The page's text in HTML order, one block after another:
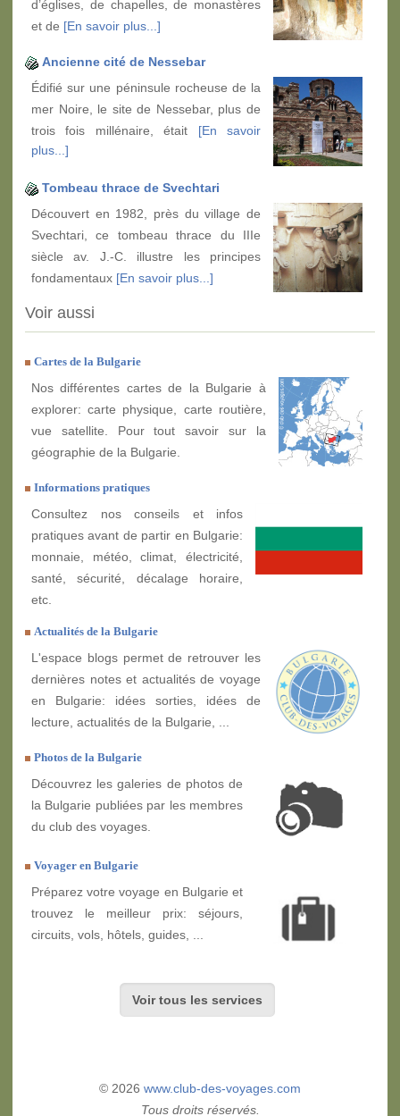
d’églises, de chapelles, de monastères
et de [En savoir plus...]
Ancienne cité de Nessebar
Édifié sur une péninsule rocheuse de la
mer Noire, le site de Nessebar, plus de
trois fois millénaire, était [En savoir
plus...]
Tombeau thrace de Svechtari
Découvert en 1982, près du village de
Svechtari, ce tombeau thrace du IIIe
siècle av. J.-C. illustre les principes
fondamentaux [En savoir plus...]
Voir aussi
Cartes de la Bulgarie
Nos différentes cartes de la Bulgarie à
explorer: carte physique, carte routière,
vue satellite. Pour tout savoir sur la
géographie de la Bulgarie.
Informations pratiques
Consultez nos conseils et infos
pratiques avant de partir en Bulgarie:
monnaie, météo, climat, électricité,
santé, sécurité, décalage horaire,
etc.
Actualités de la Bulgarie
L'espace blogs permet de retrouver les
dernières notes et actualités de voyage
en Bulgarie: idées sorties, idées de
lecture, actualités de la Bulgarie, ...
Photos de la Bulgarie
Découvrez les galeries de photos de
la Bulgarie publiées par les membres
du club des voyages.
Voyager en Bulgarie
Préparez votre voyage en Bulgarie et
trouvez le meilleur prix: séjours,
circuits, vols, hôtels, guides, ...
Voir tous les services
© 2026 www.club-des-voyages.com
Tous droits réservés.